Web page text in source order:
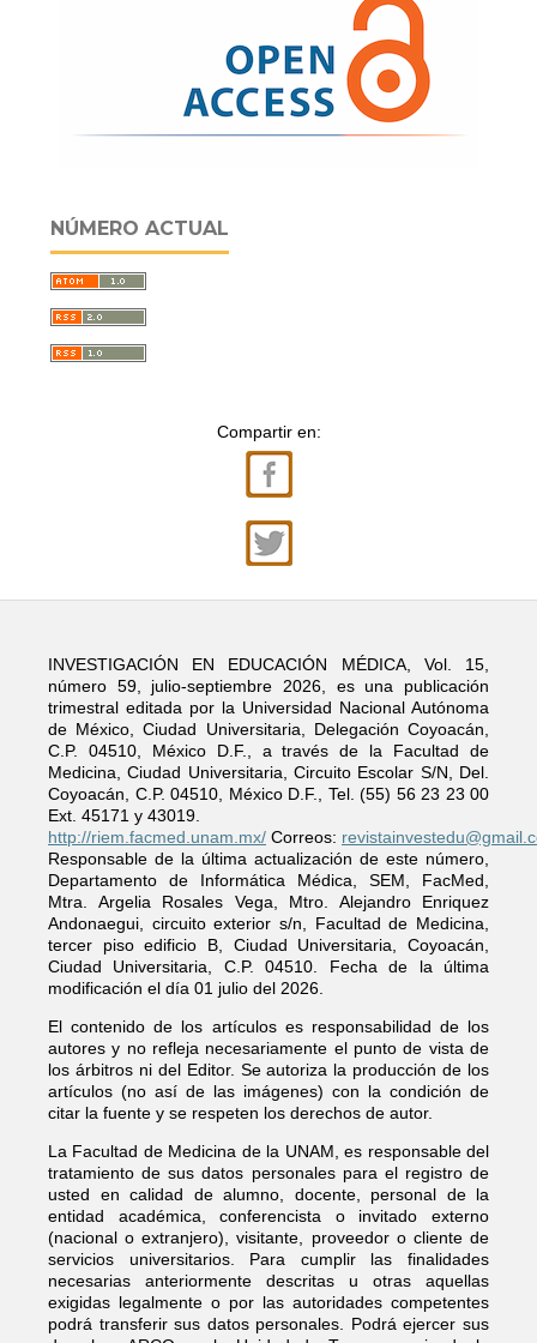
NÚMERO ACTUAL
Compartir en:
INVESTIGACIÓN EN EDUCACIÓN MÉDICA, Vol. 15,
número 59, julio-septiembre 2026, es una publicación
trimestral editada por la Universidad Nacional Autónoma
de México, Ciudad Universitaria, Delegación Coyoacán,
C.P. 04510, México D.F., a través de la Facultad de
Medicina, Ciudad Universitaria, Circuito Escolar S/N, Del.
Coyoacán, C.P. 04510, México D.F., Tel. (55) 56 23 23 00
Ext. 45171 y 43019.
http://riem.facmed.unam.mx/ Correos:
Responsable de la última actualización de este número,
Departamento de Informática Médica, SEM, FacMed,
Mtra. Argelia Rosales Vega, Mtro. Alejandro Enriquez
Andonaegui, circuito exterior s/n, Facultad de Medicina,
tercer piso edificio B, Ciudad Universitaria, Coyoacán,
Ciudad Universitaria, C.P. 04510. Fecha de la última
modificación el día 01 julio del 2026.
El contenido de los artículos es responsabilidad de los
autores y no refleja necesariamente el punto de vista de
los árbitros ni del Editor. Se autoriza la producción de los
artículos (no así de las imágenes) con la condición de
citar la fuente y se respeten los derechos de autor.
La Facultad de Medicina de la UNAM, es responsable del
tratamiento de sus datos personales para el registro de
usted en calidad de alumno, docente, personal de la
entidad académica, conferencista o invitado externo
(nacional o extranjero), visitante, proveedor o cliente de
servicios universitarios. Para cumplir las finalidades
necesarias anteriormente descritas u otras aquellas
exigidas legalmente o por las autoridades competentes
podrá transferir sus datos personales. Podrá ejercer sus